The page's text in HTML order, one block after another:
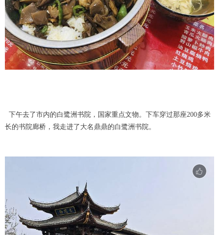
下午去了市内的白鹭洲书院，国家重点文物。下车穿过那座200多米
长的书院廊桥，我走进了大名鼎鼎的白鹭洲书院。